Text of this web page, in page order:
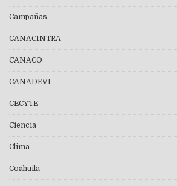
Campañas
CANACINTRA
CANACO
CANADEVI
CECYTE
Ciencia
Clima
Coahuila